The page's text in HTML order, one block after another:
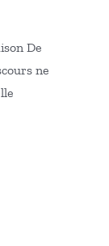
De
ne